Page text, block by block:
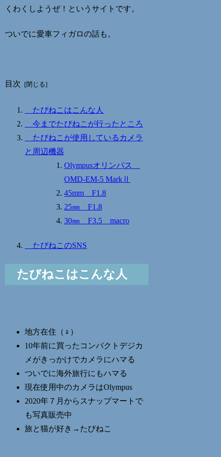
くわくしようぜ！というサイトです。
ついでに愛車フィガロの話も。
目次
たびねこはこんな人
今までたびねこが行ったところ
たびねこが使用しているカメラ
と周辺機器
Olympusオリンパス
OMD-EM-5 MarkⅡ
45mm F1.8
25㎜ F1.8
30㎜ F3.5 macro
たびねこのSNS
たびねこはこんな人
地方在住（♀）
10年前に買ったコンパクトデジカ
メがきっかけでカメラにハマる
ついでに海外旅行にもハマる
現在使用中のカメラはOlympus
2020年７月からスナップマートで
も写真販売中
旅と猫が好き→たびねこ